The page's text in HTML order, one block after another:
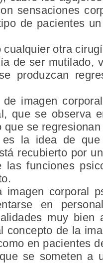
sensaciones
de pacientes
otra
de ser mutilado,
produzcan
imagen
que se observa
se
es la idea de
recubierto por
funciones
imagen corporal
en
muy
concepto de la
en pacientes
se someten a